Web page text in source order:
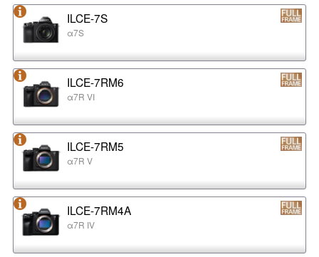
ILCE-7S
α7S
ILCE-7RM6
α7R VI
ILCE-7RM5
α7R V
ILCE-7RM4A
α7R IV